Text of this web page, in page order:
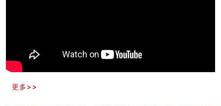
口相與命運
六爻測住宅風水 (五)
一篇文章解答八字命理所有困惑
汽车风水
更多>>